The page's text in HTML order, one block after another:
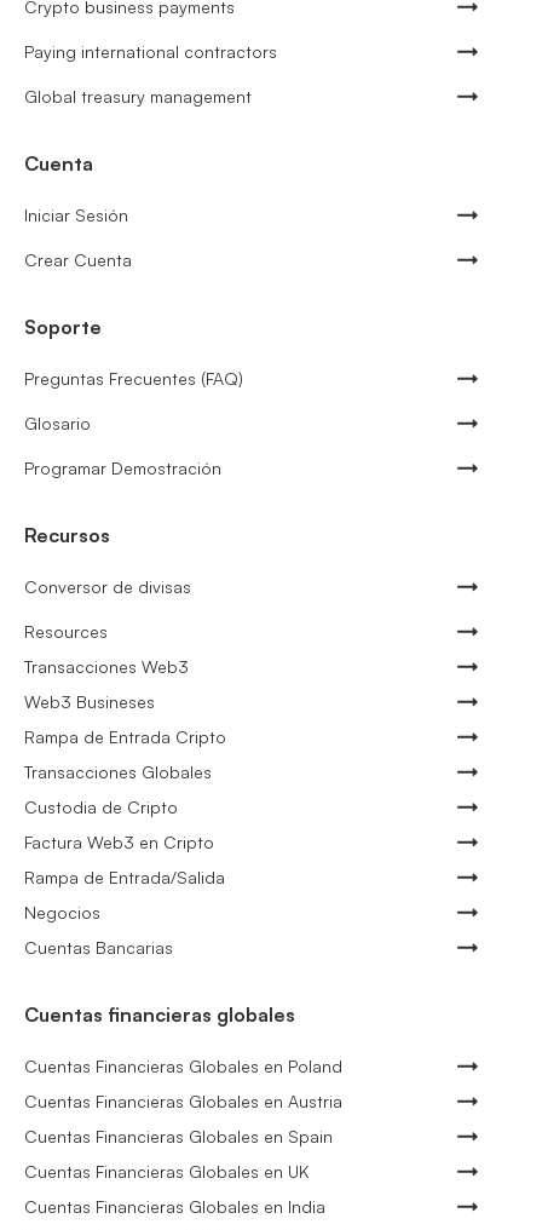
Crypto business payments
Paying international contractors
Global treasury management
Cuenta
Iniciar Sesión
Crear Cuenta
Soporte
Preguntas Frecuentes (FAQ)
Glosario
Programar Demostración
Recursos
Conversor de divisas
Resources
Transacciones Web3
Web3 Busineses
Rampa de Entrada Cripto
Transacciones Globales
Custodia de Cripto
Factura Web3 en Cripto
Rampa de Entrada/Salida
Negocios
Cuentas Bancarias
Cuentas financieras globales
Cuentas Financieras Globales en Poland
Cuentas Financieras Globales en Austria
Cuentas Financieras Globales en Spain
Cuentas Financieras Globales en UK
Cuentas Financieras Globales en India